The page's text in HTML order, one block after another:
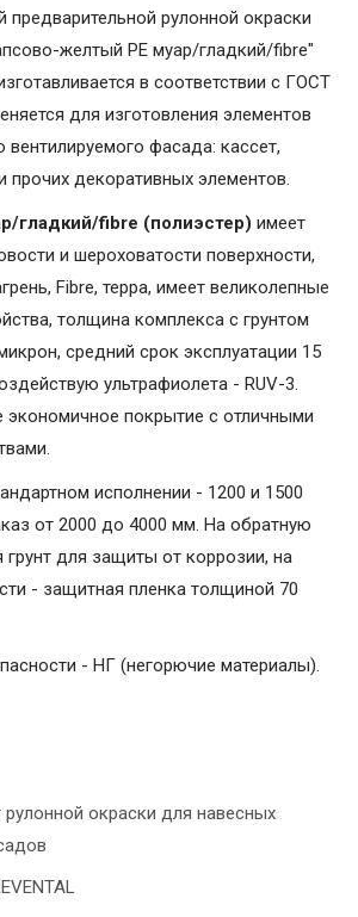
рулонной окраски
желтый PE муар/гладкий/fibre"
в соответствии с ГОСТ
для изготовления элементов
вентилируемого фасада: кассет,
прочих декоративных элементов.
гладкий/fibre (полиэстер) имеет
и шероховатости поверхности,
Fibrе, терра, имеет великолепные
толщина комплекса с грунтом
средний срок эксплуатации 15
ультрафиолета - RUV-3.
экономичное покрытие с отличными
исполнении - 1200 и 1500
от 2000 до 4000 мм. На обратную
грунт для защиты от коррозии, на
- защитная пленка толщиной 70
- НГ (негорючие материалы).
окраски для навесных